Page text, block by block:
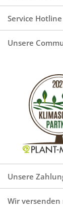
Service Hotline
Unsere
Unsere
Wir versenden